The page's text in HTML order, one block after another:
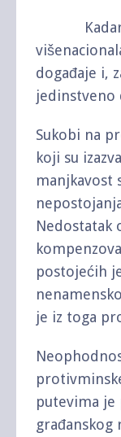
Kadar
događaje i,
jedinstveno
Sukobi na
koji su
manjkavost
Nedostatak
postojećih
je iz toga
putevima
građanskog